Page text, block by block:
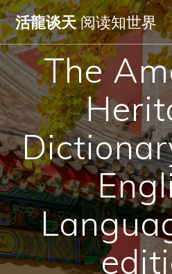
Skip
to
活龍谈天阅读知世界
The